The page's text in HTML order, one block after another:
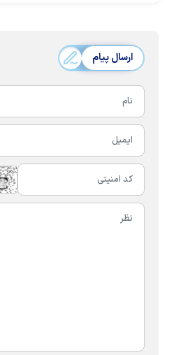
ارسال پیام